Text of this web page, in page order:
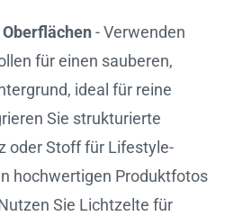
- Verwenden
für einen sauberen,
ideal für reine
Sie strukturierte
oder Stoff für Lifestyle-
hochwertigen Produktfotos
Sie Lichtzelte für